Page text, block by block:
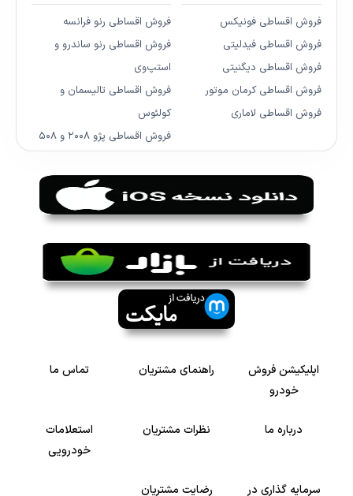
فروش اقساطی فونیکس
فروش اقساطی فیدلیتی
فروش اقساطی دیگنیتی
فروش اقساطی کرمان موتور
فروش اقساطی لاماری
فروش اقساطی رنو فرانسه
فروش اقساطی رنو ساندرو و
استپ‌وی
فروش اقساطی تالیسمان و
کولئوس
فروش اقساطی پژو ۲۰۰۸ و ۵۰۸
اپلیکیشن فروش
خودرو
راهنمای مشتریان تماس ما
درباره ما نظرات مشتریان
استعلامات
خودرویی
سرمایه گذاری در رضایت مشتریان